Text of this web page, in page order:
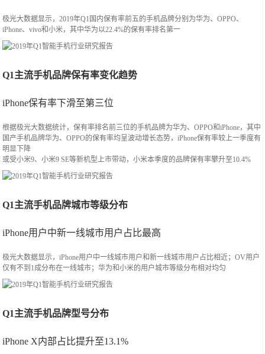
极光大数据显示，2019年Q1国内保有率前五的手机品牌分别为华为、OPPO、
iPhone、vivo和小米，其中华为以22.4%的保有率排名第一
Q1主流手机品牌保有率变化趋势
iPhone保有率下滑至第三位
根据极光大数据统计，保有率排名前三位的手机品牌为华为、OPPO和iPhone，其中
国产手机品牌华为、OPPO的保有率均呈波动增长态势，iPhone保有率较上一季度有
明显下降
或受小米9、小米9 SE等新机型上市带动，小米本季度的品牌保有率攀升至10.4%
Q1主流手机品牌城市等级分布
iPhone用户中新一线城市用户占比最高
极光大数据显示，iPhone用户中一线城市用户和新一线城市用户占比相近；OV用户
仅有不到1成分布在一线城市；华为和小米的用户城市等级分布相对均匀
Q1主流手机品牌型号分布
iPhone X内部占比提升至13.1%